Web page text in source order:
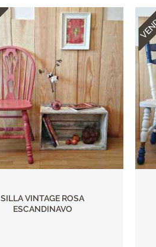
SILLA VINTAGE ROSA
ESCANDINAVO